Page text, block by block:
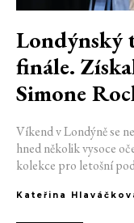
Londýnský
finále.
Simone
Víkend v Londýně se
hned několik vysoce
kolekce pro letošní
impozantní bylo také
Kateřina